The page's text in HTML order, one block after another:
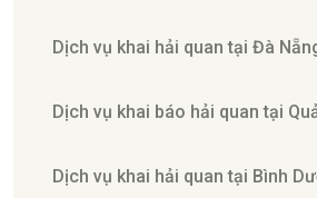
Dịch vụ khai hải quan tại Đà
Dịch vụ khai báo hải quan tại
Dịch vụ khai hải quan tại Bình